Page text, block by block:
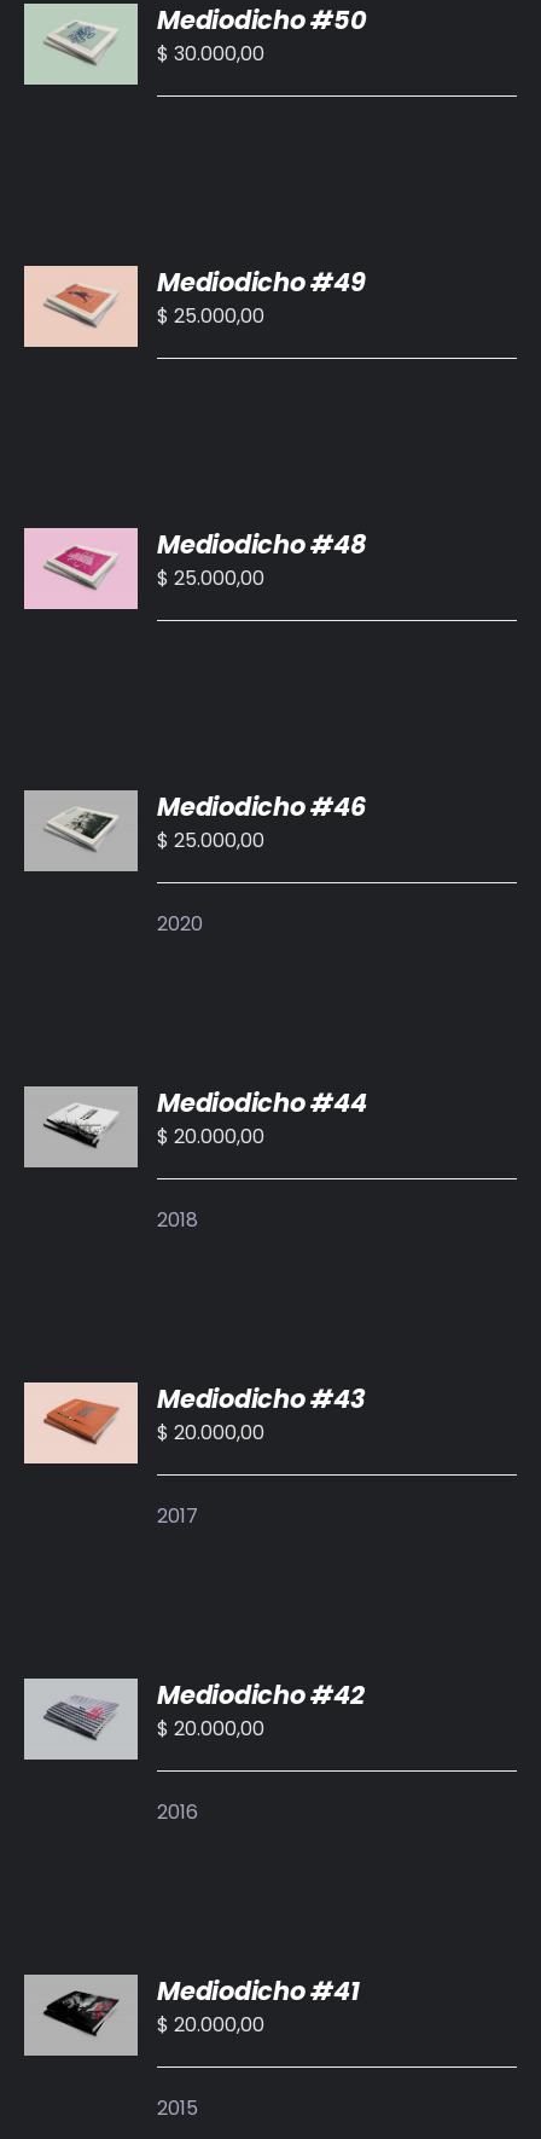
AL
CARRITO
/
Mediodicho #50
$ 30.000,00
AL
CARRITO
/
Mediodicho #49
$ 25.000,00
AL
CARRITO
/
Mediodicho #48
$ 25.000,00
AL
CARRITO
/
Mediodicho #46
$ 25.000,00
2020
AL
CARRITO
/
Mediodicho #44
$ 20.000,00
2018
AL
CARRITO
/
Mediodicho #43
$ 20.000,00
2017
AL
CARRITO
/
Mediodicho #42
$ 20.000,00
2016
AL
CARRITO
/
Mediodicho #41
$ 20.000,00
2015